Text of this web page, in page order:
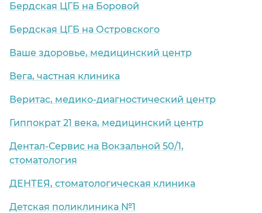
Бердская ЦГБ на Боровой
Бердская ЦГБ на Островского
Ваше здоровье, медицинский центр
Вега, частная клиника
Веритас, медико-диагностический центр
Гиппократ 21 века, медицинский центр
Дентал-Сервис на Вокзальной 50/1,
стоматология
ДЕНТЕЯ, стоматологическая клиника
Детская поликлиника №1